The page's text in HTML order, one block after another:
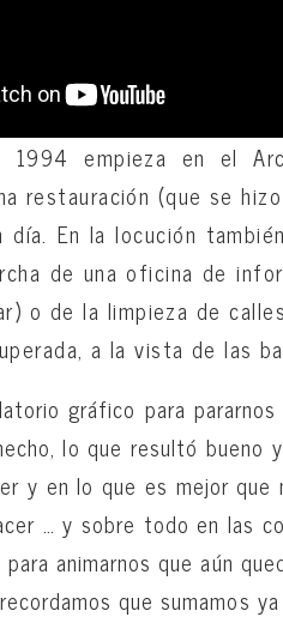
1994 empieza en el
restauración (que se
día. En la locución
de una oficina de
o de la limpieza de
a la vista de las
gráfico para
lo que resultó
y en lo que es mejor
… y sobre todo en las
animarnos que aún
que sumamos